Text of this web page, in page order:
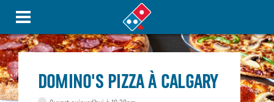
DOMINO'S PIZZA À CALGARY